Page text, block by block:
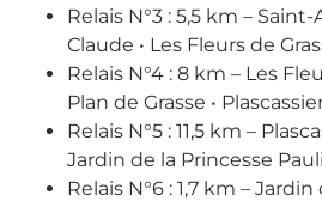
Relais N°3 : 5,5 km –
Claude • Les Fleurs de
Relais N°4 : 8 km – Les
Plan de Grasse •
Relais N°5 : 11,5 km –
Jardin de la Princesse
Relais N°6 : 1,7 km –